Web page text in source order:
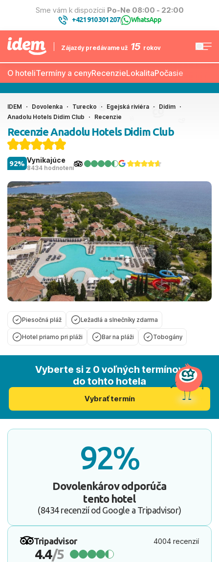
Sme vám k dispozícii Po-Ne 08:00 - 22:00
+421 910 301 207| WhatsApp
Zájazdy predávame už 15 rokov
O hoteliTermíny a cenyRecenzieLokalitaPočasie
IDEM Dovolenka Turecko Egejská riviéra
Didim
Anadolu Hotels Didim Club
Recenzie
Recenzie Anadolu Hotels Didim Club
Vynikajúce
8434 hodnotení
92%
Piesočná pláž Ležadlá a slnečníky zdarma
Hotel priamo pri pláži Bar na pláži Tobogány
Vyberte si z 0 voľných termínov
do tohto hotela
Vybrať termín
92%
Dovolenkárov odporúča
tento hotel
(8434 recenzií od Google a Tripadvisor)
Tripadvisor 4004 recenzií
4.4/5